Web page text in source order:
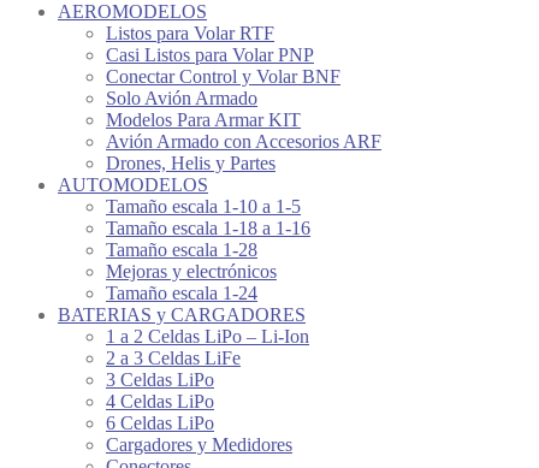
AEROMODELOS
Listos para Volar RTF
Casi Listos para Volar PNP
Conectar Control y Volar BNF
Solo Avión Armado
Modelos Para Armar KIT
Avión Armado con Accesorios ARF
Drones, Helis y Partes
AUTOMODELOS
Tamaño escala 1-10 a 1-5
Tamaño escala 1-18 a 1-16
Tamaño escala 1-28
Mejoras y electrónicos
Tamaño escala 1-24
BATERIAS y CARGADORES
1 a 2 Celdas LiPo – Li-Ion
2 a 3 Celdas LiFe
3 Celdas LiPo
4 Celdas LiPo
6 Celdas LiPo
Cargadores y Medidores